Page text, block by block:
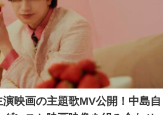
映画の主題歌MV公開！中島自